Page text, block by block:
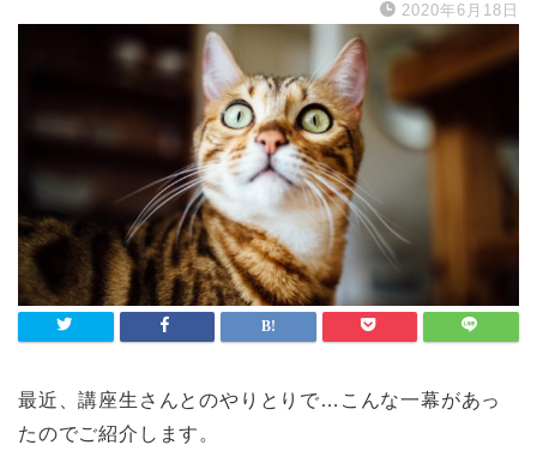
2020年6月18日
最近、講座生さんとのやりとりで…こんな一幕があっ
たのでご紹介します。